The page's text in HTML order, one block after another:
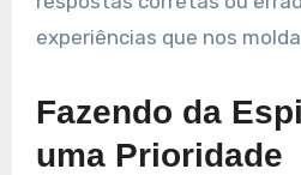
experiências que nos
Fazendo da
uma Prioridade